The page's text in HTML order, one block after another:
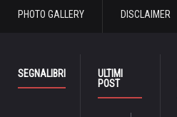
PHOTO GALLERY DISCLAIMER
SEGNALIBRI
ULTIMI
POST